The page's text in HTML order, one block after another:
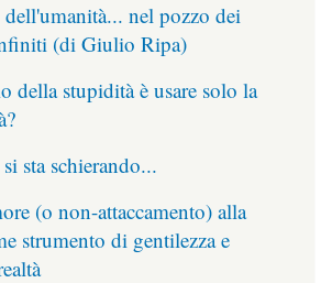
nel pozzo dei
(di Giulio Ripa)
della stupidità è usare solo la
sta schierando...
(o non-attaccamento) alla
strumento di gentilezza e